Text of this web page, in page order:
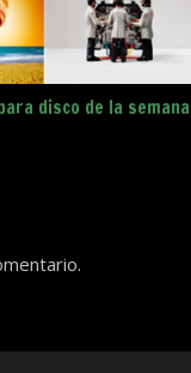
disco de la semana